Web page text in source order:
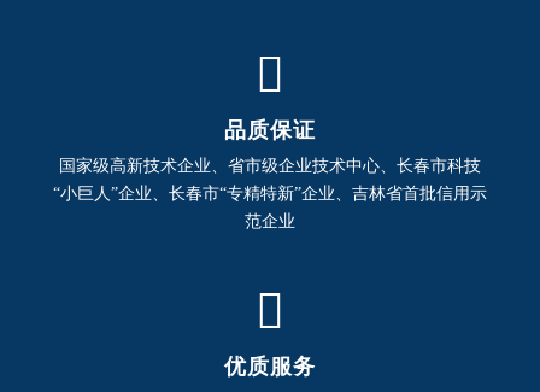

品质保证
国家级高新技术企业、省市级企业技术中心、长春市科技
“小巨人”企业、长春市“专精特新”企业、吉林省首批信用示
范企业

优质服务